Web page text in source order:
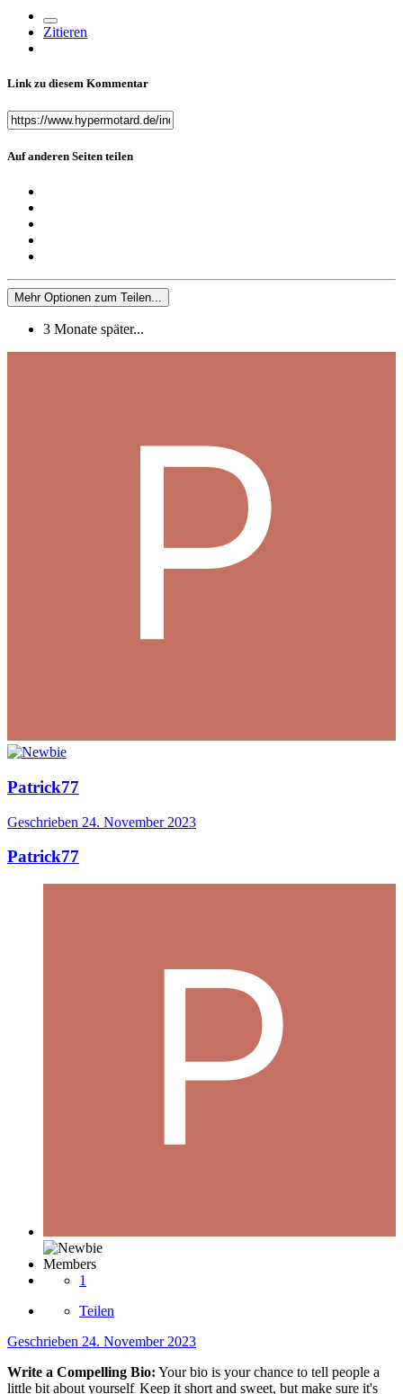
Zitieren
Link zu diesem Kommentar
Auf anderen Seiten teilen
Mehr Optionen zum Teilen...
3 Monate später...
Patrick77
Geschrieben 24. November 2023
Patrick77
Members
1
Teilen
Geschrieben 24. November 2023
Write a Compelling Bio: Your bio is your chance to tell people a
little bit about yourself. Keep it short and sweet, but make sure it's